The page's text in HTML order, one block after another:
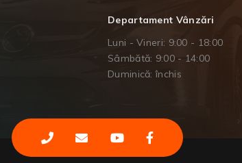
Departament Vânzări
Luni - Vineri: 9:00 - 18:00
Sâmbătă: 9:00 - 14:00
Duminică: închis